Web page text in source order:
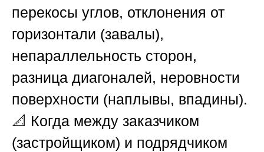
перекосы углов, отклонения от
горизонтали (завалы),
непараллельность сторон,
разница диагоналей, неровности
поверхности (наплывы, впадины).
📐 Когда между заказчиком
(застройщиком) и подрядчиком